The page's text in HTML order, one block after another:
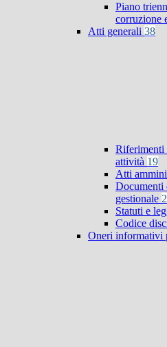
Piano
corruzione
Atti generali 38
Riferimenti
attività 19
Atti
Documenti
gestionale 2
Statuti e
Codice
Oneri informativi